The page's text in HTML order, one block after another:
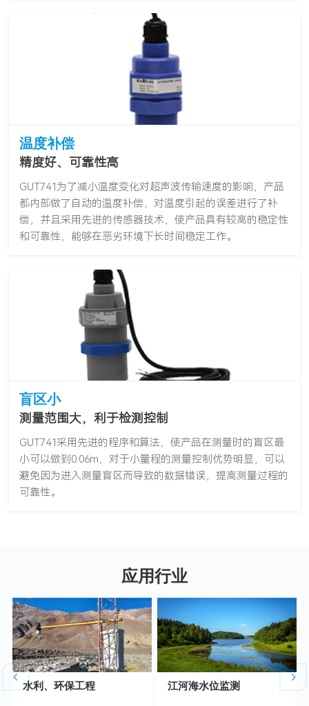
温度补偿
精度好、可靠性高
GUT741为了减小温度变化对超声波传输速度的影响，产品
都内部做了自动的温度补偿，对温度引起的误差进行了补
偿，并且采用先进的传感器技术，使产品具有较高的稳定性
和可靠性，能够在恶劣环境下长时间稳定工作。
盲区小
测量范围大，利于检测控制
GUT741采用先进的程序和算法，使产品在测量时的盲区最
小可以做到0.06m，对于小量程的测量控制优势明显，可以
避免因为进入测量盲区而导致的数据错误，提高测量过程的
可靠性。
应用行业
水利、环保工程 江河海水位监测